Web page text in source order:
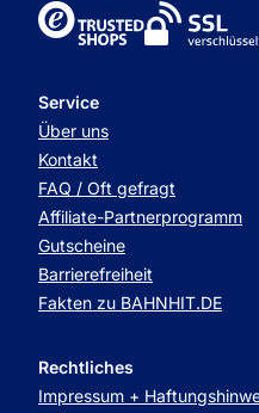
Service
Über uns
Kontakt
FAQ / Oft gefragt
Affiliate-Partnerprogramm
Gutscheine
Barrierefreiheit
Fakten zu BAHNHIT.DE
Rechtliches
Impressum +